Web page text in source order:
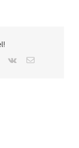
Pinterest
Vk
E-